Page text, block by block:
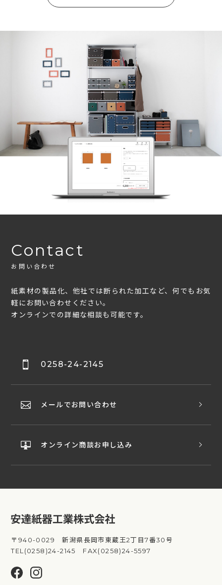
Contact
お問い合わせ
紙素材の製品化、他社では断られた加工など、何でもお気
軽にお問い合わせください。
オンラインでの詳細な相談も可能です。
0258-24-2145
メールでお問い合わせ
オンライン商談お申し込み
〒940-0029 新潟県長岡市東蔵王2丁目7番30号
TEL(0258)24-2145 FAX(0258)24-5597